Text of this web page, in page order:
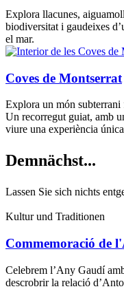
Explora llacunes,
biodiversitat i gaudeixes
el mar.
Coves de Montserrat
Explora un món subterrani
Un recorregut guiat, amb
viure una experiència
Demnächst...
Lassen Sie sich nichts
Kultur und Traditionen
Commemoració de
Celebrem l’Any Gaudí
descrobrir la relació